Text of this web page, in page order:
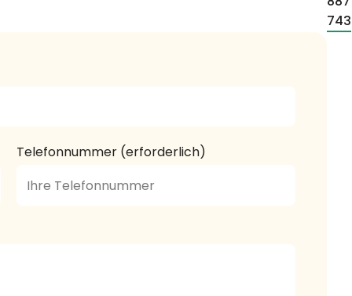
743
Telefonnummer (erforderlich)